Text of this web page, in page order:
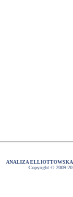
ANALIZA ELLIOTTOWSKA
Copyright © 2009-